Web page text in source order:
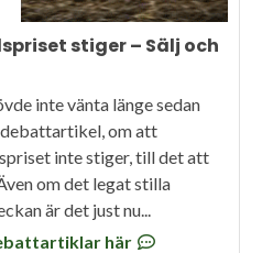
stiger – Sälj och
inte vänta länge sedan
om att
inte stiger, till det att
om det legat stilla
är det just nu...
här